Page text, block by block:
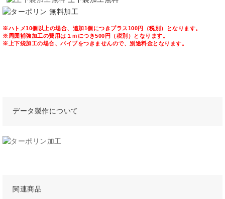
※ハトメ10個以上の場合、追加1個につきプラス100円（税別）となります。
※周囲補強加工の費用は１ｍにつき500円（税別）となります。
※上下袋加工の場合、パイブをつきませんので、別途料金となります。
データ製作について
関連商品